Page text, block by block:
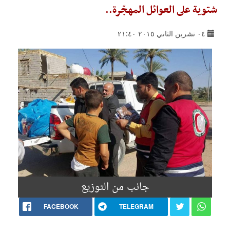
شتوية على العوائل المهجّرة..
٠٤ تشرين الثاني ٢٠١٥ ٢١:٤٠
جانب من التوزيع
FACEBOOK TELEGRAM